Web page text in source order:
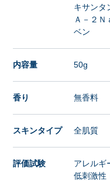
キサンタ
Ａ－２Ｎ
ベン
内容量 50g
香り 無香料
スキンタイプ 全肌質
評価試験
アレルギ
低刺激性